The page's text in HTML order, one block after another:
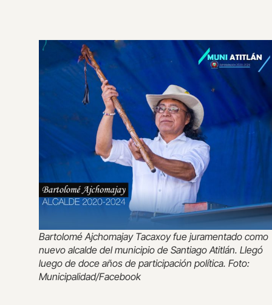
Bartolomé Ajchomajay Tacaxoy fue juramentado como
nuevo alcalde del municipio de Santiago Atitlán. Llegó
luego de doce años de participación política. Foto:
Municipalidad/Facebook